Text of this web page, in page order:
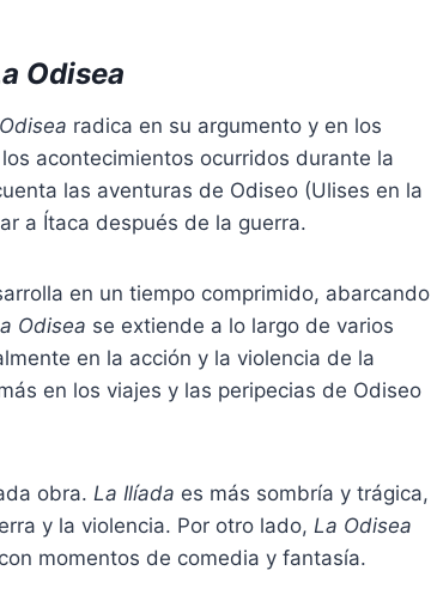
Odisea
radica en su argumento y en los
acontecimientos ocurridos durante la
las aventuras de Odiseo (Ulises en la
a Ítaca después de la guerra.
en un tiempo comprimido, abarcando
Odisea se extiende a lo largo de varios
en la acción y la violencia de la
en los viajes y las peripecias de Odiseo
obra. La Ilíada es más sombría y trágica,
y la violencia. Por otro lado, La Odisea
momentos de comedia y fantasía.